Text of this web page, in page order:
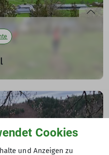
Tuffsteinkaskade und
Cookies
und Anzeigen zu